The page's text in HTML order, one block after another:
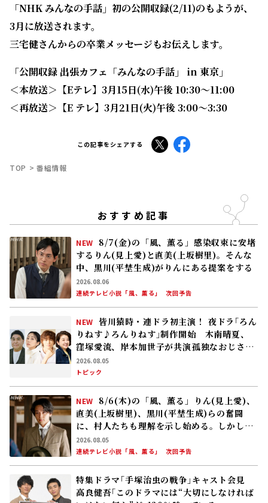
「NHK みんなの手話」初の公開収録(2/11)のもようが、
3月に放送されます。
三宅健さんからの卒業メッセージもお伝えします。
「公開収録 出張カフェ「みんなの手話」 in 東京」
＜本放送＞【Eテレ】3月15日(水)午後 10:30～11:00
＜再放送＞【E テレ】3月21日(火)午後 3:00～3:30
この記事をシェアする X Facebook
TOP 番組情報
おすすめ記事
NEW
8/7(金)の「風、薫る」感染収束に安堵
するりん(見上愛)と直美(上坂樹里)。そんな
中、黒川(平埜生成)がりんにある提案をする
2026.08.06
連続テレビ小説「風、薫る」
次回予告
NEW 皆川猿時・連ドラ初主演！ 夜ドラ｢ろん
りねす♪ろんりねす｣制作開始 木南晴夏、
窪塚愛流、岸本加世子が共演――孤独なおじさん
が､人生でやり残したことに向き合う
2026.08.05
トピック
NEW
8/6(木)の「風、薫る」りん(見上愛)、
直美(上坂樹里)、黒川(平埜生成)らの奮闘
に、村人たちも理解を示し始める。しかし、
アサ(美山加恋)の容体はなかなか改善せ
ず……
2026.08.05
連続テレビ小説「風、薫る」
次回予告
特集ドラマ｢手塚治虫の戦争｣キャスト会見
高良健吾｢このドラマには“大切にしなければ